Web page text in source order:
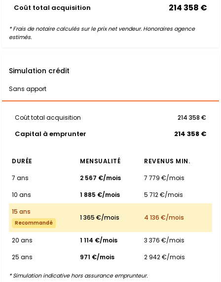
Coût total acquisition 214 358 €
* Frais de notaire calculés sur le prix net vendeur. Honoraires agence
estimés.
Simulation crédit
Sans apport
Coût total acquisition 214 358 €
Capital à emprunter 214 358 €
DURÉE MENSUALITÉ
REVENUS MIN.
7 ans
2 567 €/mois
7 779 €/mois
10 ans
1 885 €/mois
5 712 €/mois
15 ans
Recommandé
1 365 €/mois 4 136 €/mois
20 ans 1 114 €/mois
3 376 €/mois
25 ans
971 €/mois 2 942 €/mois
* Simulation indicative hors assurance emprunteur.